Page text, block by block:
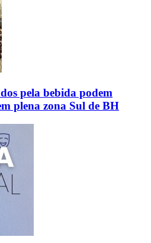
pela bebida podem
plena zona Sul de BH